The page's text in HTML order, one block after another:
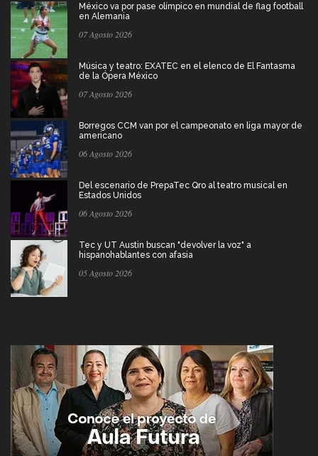
México va por pase olímpico en mundial de flag football
en Alemania
07 Agosto 2026
Música y teatro: EXATEC en el elenco de El Fantasma
de la Ópera México
07 Agosto 2026
Borregos CCM van por el campeonato en liga mayor de
americano
06 Agosto 2026
Del escenario de PrepaTec Qro al teatro musical en
Estados Unidos
06 Agosto 2026
Tec y UT Austin buscan "devolver la voz" a
hispanohablantes con afasia
05 Agosto 2026